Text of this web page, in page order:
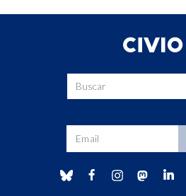
Buscar
Dirección de correo